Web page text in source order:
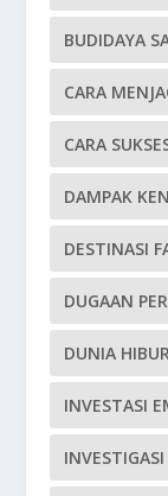
BUDIDAYA
CARA
CARA
DAMPAK
DESTINASI
DUGAAN
DUNIA
INVESTASI